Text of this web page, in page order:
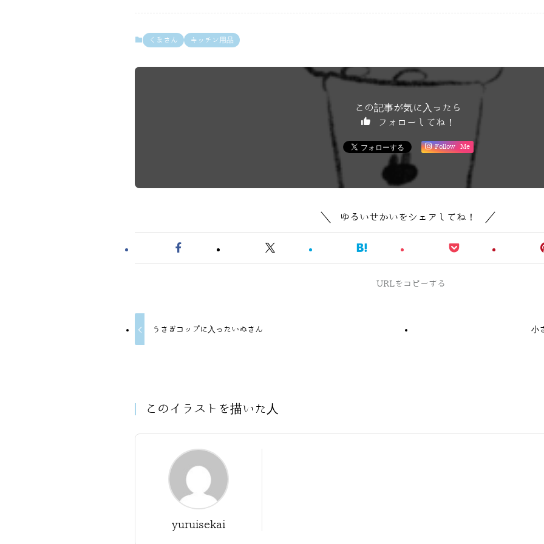
くまさん キッチン用品
この記事が気に入ったら
フォローしてね！
Follow Me
ゆるいせかいをシェアしてね！
URLをコピーする
うさぎコップに入ったいぬさん 小
このイラストを描いた人
yuruisekai